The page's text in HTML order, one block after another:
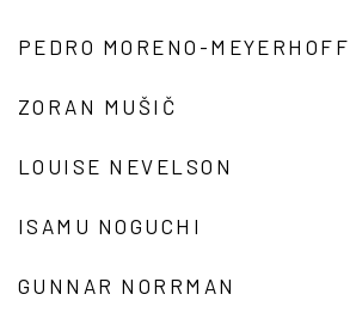
PEDRO MORENO-MEYERHOFF
ZORAN MUŠIČ
LOUISE NEVELSON
ISAMU NOGUCHI
GUNNAR NORRMAN